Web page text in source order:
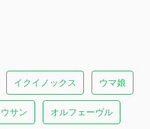
イクイノックス ウマ娘
サン オルフェーヴル